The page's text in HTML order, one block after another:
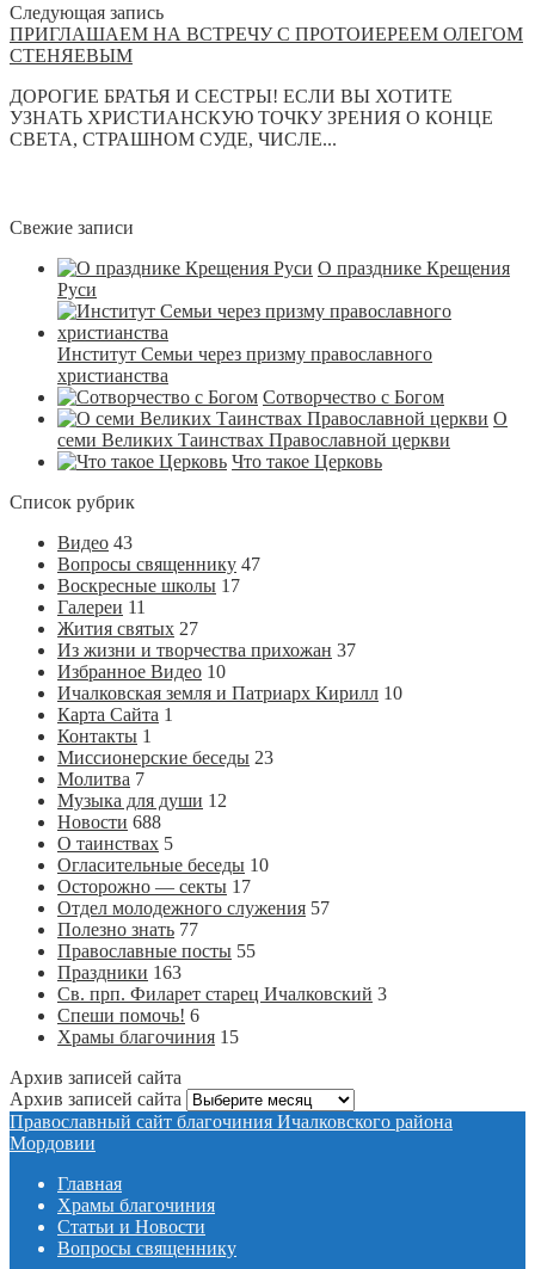
Следующая запись
ПРИГЛАШАЕМ НА ВСТРЕЧУ С ПРОТОИЕРЕЕМ ОЛЕГОМ
СТЕНЯЕВЫМ
ДОРОГИЕ БРАТЬЯ И СЕСТРЫ! ЕСЛИ ВЫ ХОТИТЕ
УЗНАТЬ ХРИСТИАНСКУЮ ТОЧКУ ЗРЕНИЯ О КОНЦЕ
СВЕТА, СТРАШНОМ СУДЕ, ЧИСЛЕ...
Свежие записи
О празднике Крещения
Руси
Институт Семьи через призму православного
христианства
Сотворчество с Богом
О
семи Великих Таинствах Православной церкви
Что такое Церковь
Список рубрик
Видео 43
Вопросы священнику 47
Воскресные школы 17
Галереи 11
Жития святых 27
Из жизни и творчества прихожан 37
Избранное Видео 10
Ичалковская земля и Патриарх Кирилл 10
Карта Сайта 1
Контакты 1
Миссионерские беседы 23
Молитва 7
Музыка для души 12
Новости 688
О таинствах 5
Огласительные беседы 10
Осторожно — секты 17
Отдел молодежного служения 57
Полезно знать 77
Православные посты 55
Праздники 163
Св. прп. Филарет старец Ичалковский 3
Спеши помочь! 6
Храмы благочиния 15
Архив записей сайта
Архив записей сайта
Православный сайт благочиния Ичалковского района
Мордовии
Главная
Храмы благочиния
Статьи и Новости
Вопросы священнику